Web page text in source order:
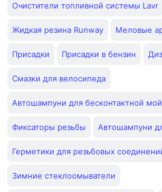
Очистители топливной системы Lavr
Жидкая резина Runway Меловые
Присадки Присадки в бензин
Смазки для велосипеда
Автошампуни для бесконтактной
Фиксаторы резьбы Автошампуни
Герметики для резьбовых
Зимние стеклоомыватели